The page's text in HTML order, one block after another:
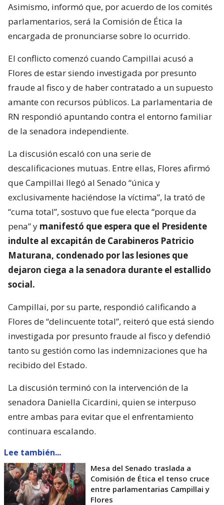
Asimismo, informó que, por acuerdo de los comités
parlamentarios, será la Comisión de Ética la
encargada de pronunciarse sobre lo ocurrido.
El conflicto comenzó cuando Campillai acusó a
Flores de estar siendo investigada por presunto
fraude al fisco y de haber contratado a un supuesto
amante con recursos públicos. La parlamentaria de
RN respondió apuntando contra el entorno familiar
de la senadora independiente.
La discusión escaló con una serie de
descalificaciones mutuas. Entre ellas, Flores afirmó
que Campillai llegó al Senado “única y
exclusivamente haciéndose la víctima”, la trató de
“cuma total”, sostuvo que fue electa “porque da
pena” y manifestó que espera que el Presidente
indulte al excapitán de Carabineros Patricio
Maturana, condenado por las lesiones que
dejaron ciega a la senadora durante el estallido
social.
Campillai, por su parte, respondió calificando a
Flores de “delincuente total”, reiteró que está siendo
investigada por presunto fraude al fisco y defendió
tanto su gestión como las indemnizaciones que ha
recibido del Estado.
La discusión terminó con la intervención de la
senadora Daniella Cicardini, quien se interpuso
entre ambas para evitar que el enfrentamiento
continuara escalando.
Lee también...
Mesa del Senado traslada a
Comisión de Ética el tenso cruce
entre parlamentarias Campillai y
Flores